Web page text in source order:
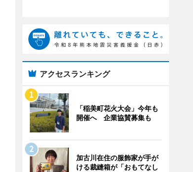
アクセスランキング
「稲美町花火大会」今年も
開催へ 企業協賛募集も
加古川在住の服飾家が手が
ける裁縫箱が「おもてなし